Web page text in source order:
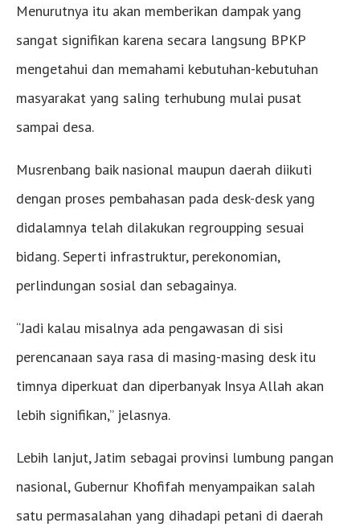
Menurutnya itu akan memberikan dampak yang
sangat signifikan karena secara langsung BPKP
mengetahui dan memahami kebutuhan-kebutuhan
masyarakat yang saling terhubung mulai pusat
sampai desa.
Musrenbang baik nasional maupun daerah diikuti
dengan proses pembahasan pada desk-desk yang
didalamnya telah dilakukan regroupping sesuai
bidang. Seperti infrastruktur, perekonomian,
perlindungan sosial dan sebagainya.
“Jadi kalau misalnya ada pengawasan di sisi
perencanaan saya rasa di masing-masing desk itu
timnya diperkuat dan diperbanyak Insya Allah akan
lebih signifikan,” jelasnya.
Lebih lanjut, Jatim sebagai provinsi lumbung pangan
nasional, Gubernur Khofifah menyampaikan salah
satu permasalahan yang dihadapi petani di daerah